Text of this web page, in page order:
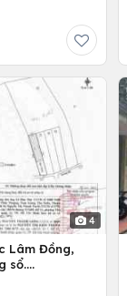
4
Lâm Đồng,
sổ.